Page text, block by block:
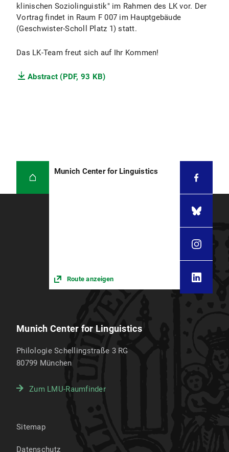
klinischen Soziolinguistik" im Rahmen des LK vor. Der
Vortrag findet in Raum F 007 im Hauptgebäude
(Geschwister-Scholl Platz 1) statt.
Das LK-Team freut sich auf Ihr Kommen!
Abstract (PDF, 93 KB)
Munich Center for Linguistics
Route anzeigen
Munich Center for Linguistics
Philologie Schellingstraße 3 RG
80799 München
Zum LMU-Raumfinder
Sitemap
Datenschutz